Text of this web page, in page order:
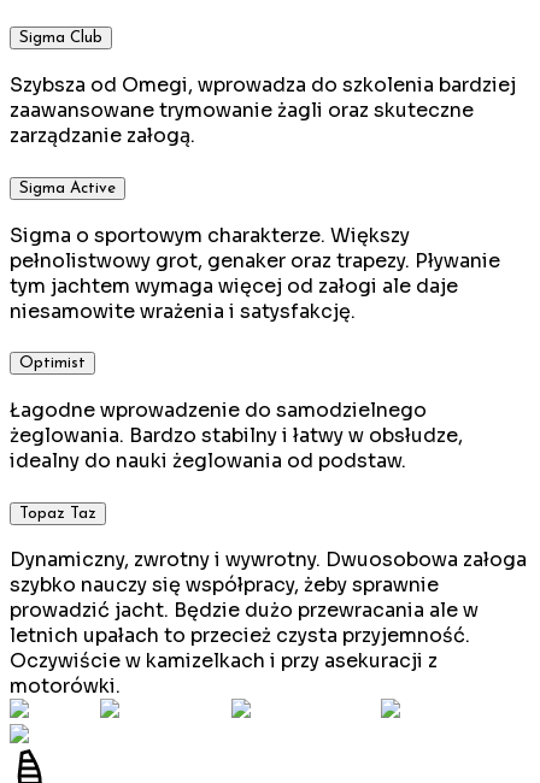
Sigma Club
Szybsza od Omegi, wprowadza do szkolenia bardziej
zaawansowane trymowanie żagli oraz skuteczne
zarządzanie załogą.
Sigma Active
Sigma o sportowym charakterze. Większy
pełnolistwowy grot, genaker oraz trapezy. Pływanie
tym jachtem wymaga więcej od załogi ale daje
niesamowite wrażenia i satysfakcję.
Optimist
Łagodne wprowadzenie do samodzielnego
żeglowania. Bardzo stabilny i łatwy w obsłudze,
idealny do nauki żeglowania od podstaw.
Topaz Taz
Dynamiczny, zwrotny i wywrotny. Dwuosobowa załoga
szybko nauczy się współpracy, żeby sprawnie
prowadzić jacht. Będzie dużo przewracania ale w
letnich upałach to przecież czysta przyjemność.
Oczywiście w kamizelkach i przy asekuracji z
motorówki.